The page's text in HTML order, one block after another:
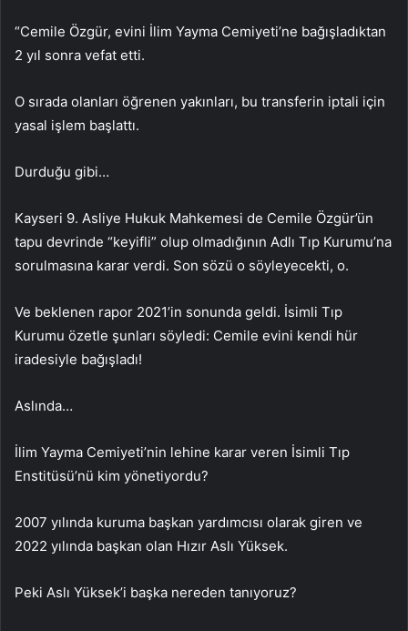
“Cemile Özgür, evini İlim Yayma Cemiyeti’ne bağışladıktan
2 yıl sonra vefat etti.
O sırada olanları öğrenen yakınları, bu transferin iptali için
yasal işlem başlattı.
Durduğu gibi…
Kayseri 9. Asliye Hukuk Mahkemesi de Cemile Özgür’ün
tapu devrinde “keyifli” olup olmadığının Adlı Tıp Kurumu’na
sorulmasına karar verdi. Son sözü o söyleyecekti, o.
Ve beklenen rapor 2021’in sonunda geldi. İsimli Tıp
Kurumu özetle şunları söyledi: Cemile evini kendi hür
iradesiyle bağışladı!
Aslında…
İlim Yayma Cemiyeti’nin lehine karar veren İsimli Tıp
Enstitüsü’nü kim yönetiyordu?
2007 yılında kuruma başkan yardımcısı olarak giren ve
2022 yılında başkan olan Hızır Aslı Yüksek.
Peki Aslı Yüksek’i başka nereden tanıyoruz?